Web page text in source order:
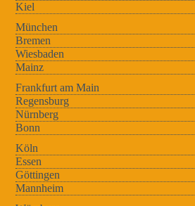
Kiel
München
Bremen
Wiesbaden
Mainz
Frankfurt am Main
Regensburg
Nürnberg
Bonn
Köln
Essen
Göttingen
Mannheim